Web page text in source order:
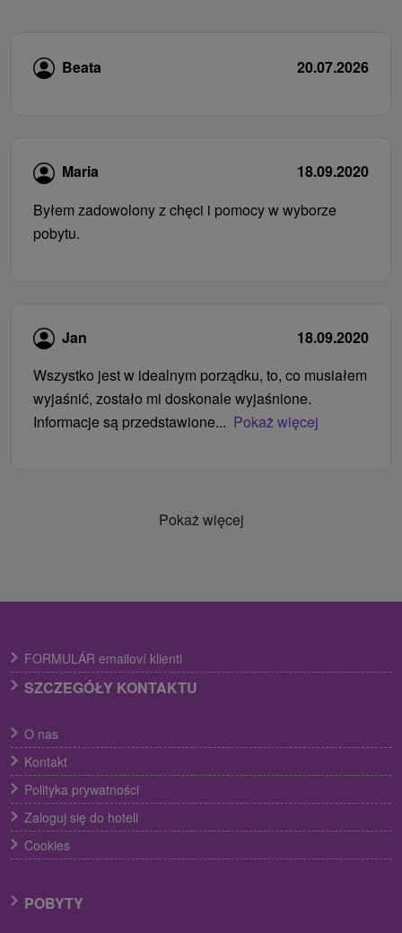
Beata 20.07.2026
Maria
18.09.2020
Byłem zadowolony z chęci i pomocy w wyborze
pobytu.
Jan
18.09.2020
Wszystko jest w idealnym porządku, to, co musiałem
wyjaśnić, zostało mi doskonale wyjaśnione.
Informacje są przedstawione... Pokaż więcej
Pokaż więcej
FORMULÁR emailoví klienti
SZCZEGÓŁY KONTAKTU
O nas
Kontakt
Polityka prywatności
Zaloguj się do hoteli
Cookies
POBYTY